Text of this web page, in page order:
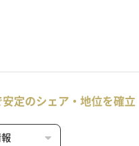
定のシェア・地位を確立